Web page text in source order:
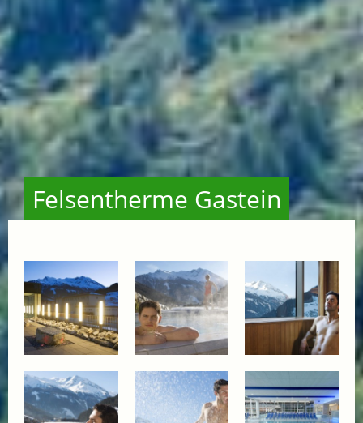
Felsentherme Gastein